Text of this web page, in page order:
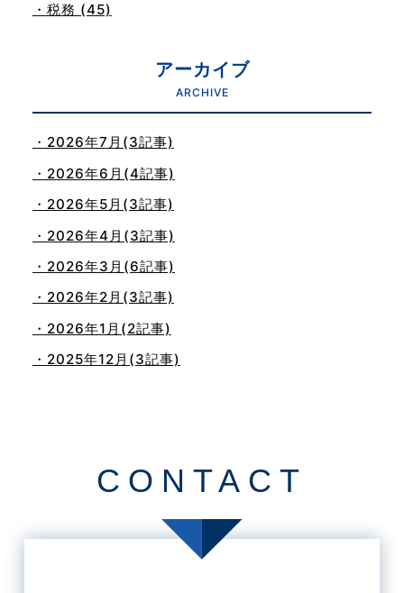
・税務 (45)
アーカイブ
ARCHIVE
・2026年7月(3記事)
・2026年6月(4記事)
・2026年5月(3記事)
・2026年4月(3記事)
・2026年3月(6記事)
・2026年2月(3記事)
・2026年1月(2記事)
・2025年12月(3記事)
・2025年8月(2記事)
CONTACT